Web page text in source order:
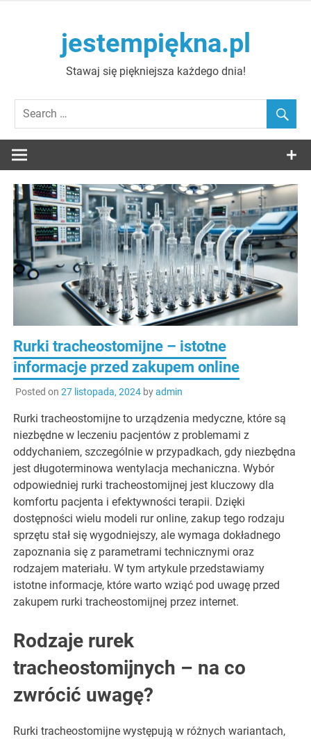
jestempiękna.pl
Stawaj się piękniejsza każdego dnia!
Rurki tracheostomijne – istotne
informacje przed zakupem online
Posted on 27 listopada, 2024byadmin
Rurki tracheostomijne to urządzenia medyczne, które są
niezbędne w leczeniu pacjentów z problemami z
oddychaniem, szczególnie w przypadkach, gdy niezbędna
jest długoterminowa wentylacja mechaniczna. Wybór
odpowiedniej rurki tracheostomijnej jest kluczowy dla
komfortu pacjenta i efektywności terapii. Dzięki
dostępności wielu modeli rur online, zakup tego rodzaju
sprzętu stał się wygodniejszy, ale wymaga dokładnego
zapoznania się z parametrami technicznymi oraz
rodzajem materiału. W tym artykule przedstawiamy
istotne informacje, które warto wziąć pod uwagę przed
zakupem rurki tracheostomijnej przez internet.
Rodzaje rurek
tracheostomijnych – na co
zwrócić uwagę?
Rurki tracheostomijne występują w różnych wariantach,